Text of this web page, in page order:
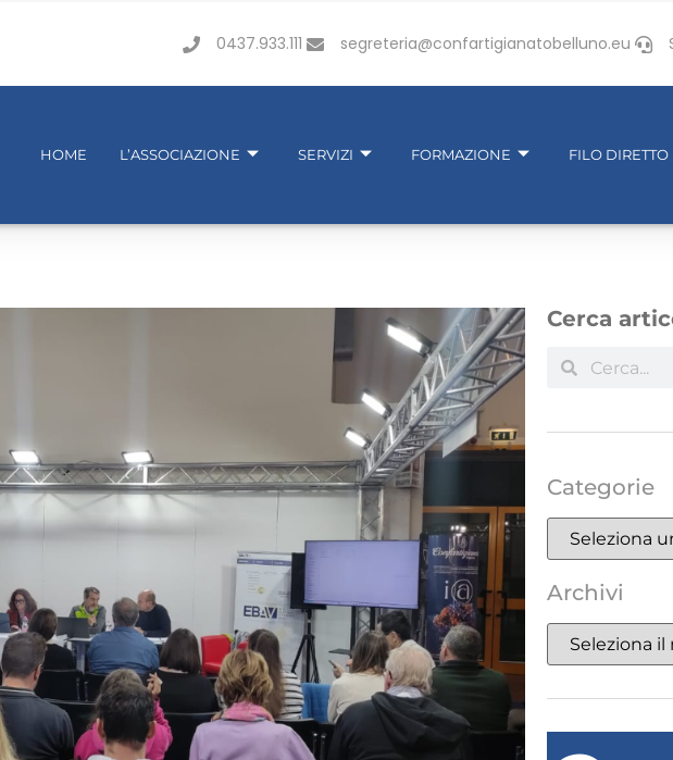
0437.933.111 segreteria@confartigianatobelluno.eu
HOME L’ASSOCIAZIONE SERVIZI FORMAZIONE FILO DIRETTO
Cerca
Categorie
Archivi